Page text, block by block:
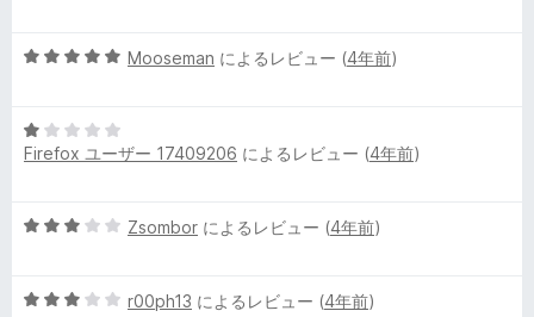
評
中
評
価
5
中
5
価
Mooseman によるレビュー (4年前)
5
段
1
価
Firefox ユーザー 17409206 によるレビュー (4年前)
5
中
Zsombor によるレビュー (4年前)
5
r00ph13 によるレビュー (4年前)